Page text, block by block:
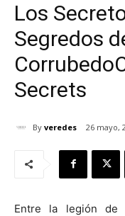
Los
Segredos
Corrubedo
Secrets
By veredes 26 mayo,
Entre la legión de